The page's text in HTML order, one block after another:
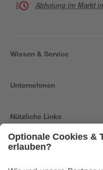
Abholung im Markt
Wissen & Service
Unternehmen
Nützliche Links